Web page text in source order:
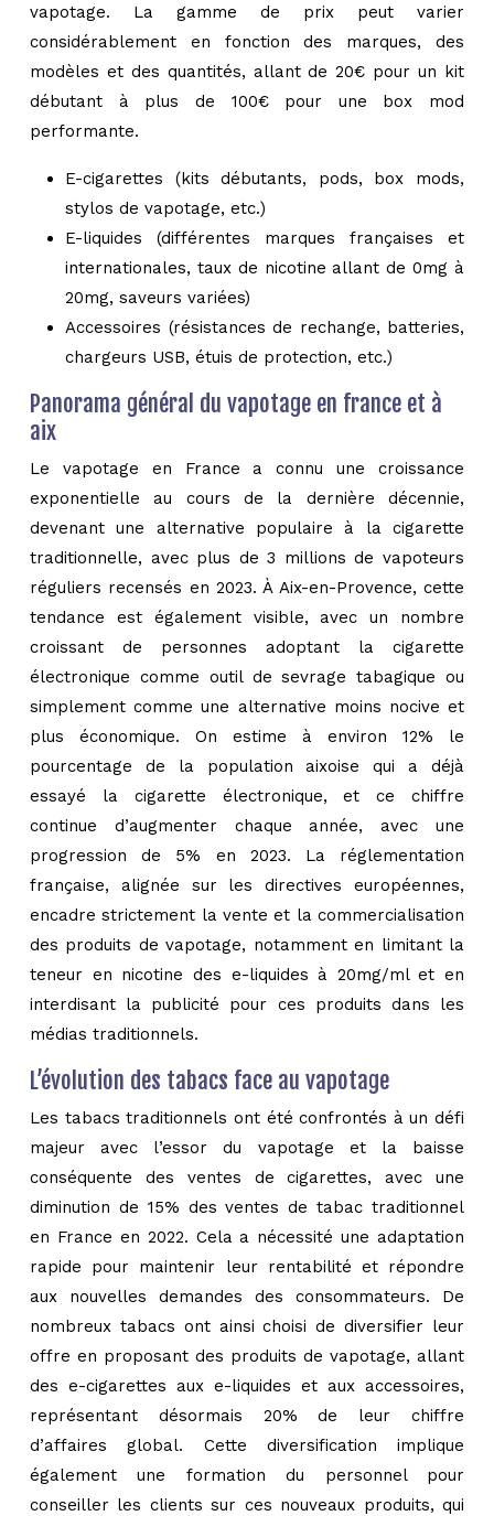
vapotage. La gamme de prix peut varier
considérablement en fonction des marques, des
modèles et des quantités, allant de 20€ pour un kit
débutant à plus de 100€ pour une box mod
performante.
E-cigarettes (kits débutants, pods, box mods,
stylos de vapotage, etc.)
E-liquides (différentes marques françaises et
internationales, taux de nicotine allant de 0mg à
20mg, saveurs variées)
Accessoires (résistances de rechange, batteries,
chargeurs USB, étuis de protection, etc.)
Panorama général du vapotage en france et à
aix
Le vapotage en France a connu une croissance
exponentielle au cours de la dernière décennie,
devenant une alternative populaire à la cigarette
traditionnelle, avec plus de 3 millions de vapoteurs
réguliers recensés en 2023. À Aix-en-Provence, cette
tendance est également visible, avec un nombre
croissant de personnes adoptant la cigarette
électronique comme outil de sevrage tabagique ou
simplement comme une alternative moins nocive et
plus économique. On estime à environ 12% le
pourcentage de la population aixoise qui a déjà
essayé la cigarette électronique, et ce chiffre
continue d’augmenter chaque année, avec une
progression de 5% en 2023. La réglementation
française, alignée sur les directives européennes,
encadre strictement la vente et la commercialisation
des produits de vapotage, notamment en limitant la
teneur en nicotine des e-liquides à 20mg/ml et en
interdisant la publicité pour ces produits dans les
médias traditionnels.
L’évolution des tabacs face au vapotage
Les tabacs traditionnels ont été confrontés à un défi
majeur avec l’essor du vapotage et la baisse
conséquente des ventes de cigarettes, avec une
diminution de 15% des ventes de tabac traditionnel
en France en 2022. Cela a nécessité une adaptation
rapide pour maintenir leur rentabilité et répondre
aux nouvelles demandes des consommateurs. De
nombreux tabacs ont ainsi choisi de diversifier leur
offre en proposant des produits de vapotage, allant
des e-cigarettes aux e-liquides et aux accessoires,
représentant désormais 20% de leur chiffre
d’affaires global. Cette diversification implique
également une formation du personnel pour
conseiller les clients sur ces nouveaux produits, qui